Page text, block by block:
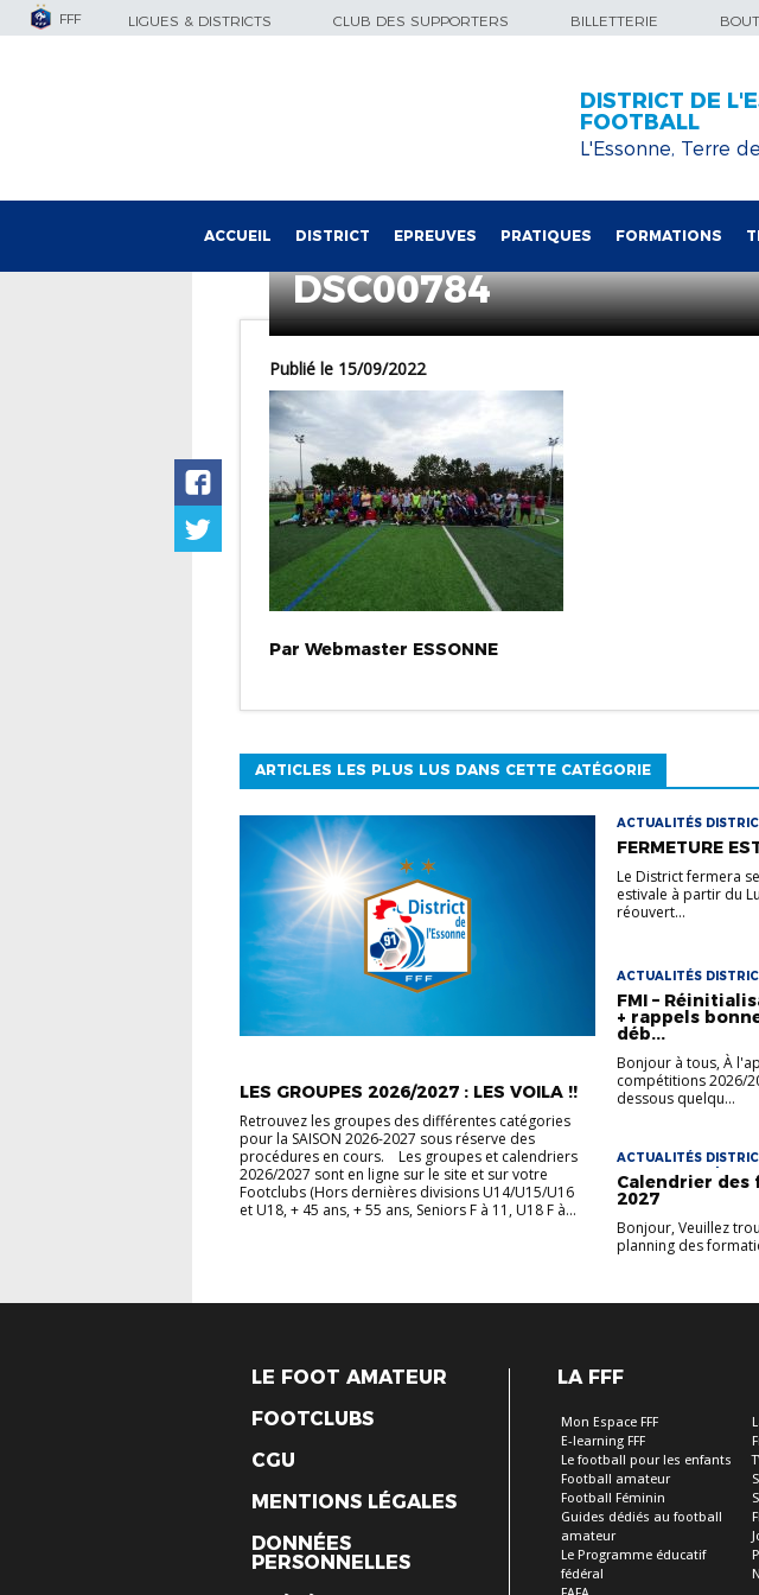
FFF LIGUES & DISTRICTS CLUB DES SUPPORTERS BILLETTERIE
DISTRICT DE
FOOTBALL
L'Essonne, Terre
ACCUEIL DISTRICT EPREUVES PRATIQUES FORMATIONS
DSC00784
Publié le 15/09/2022
Par Webmaster ESSONNE
ARTICLES LES PLUS LUS DANS CETTE CATÉGORIE
LES GROUPES 2026/2027 : LES VOILA !!
Retrouvez les groupes des différentes catégories
pour la SAISON 2026-2027 sous réserve des
procédures en cours. Les groupes et calendriers
2026/2027 sont en ligne sur le site et sur votre
Footclubs (Hors dernières divisions U14/U15/U16
et U18, + 45 ans, + 55 ans, Seniors F à 11, U18 F à...
ACTUALITÉS
FERMETURE
Le District fermera
estivale à partir du
réouvert...
ACTUALITÉS
DOCUMENTS UTILES
UTILES FOOT
FUTSAL | VIE DES
FMI –
+ rappels
déb...
Bonjour à tous, À
compétitions 2026/
dessous quelqu...
ACTUALITÉS
ENTRAINEURS | VIE
Calendrier des
2027
Bonjour, Veuillez
planning des
LE FOOT AMATEUR
FOOTCLUBS
CGU
MENTIONS LÉGALES
DONNÉES
PERSONNELLES
LA FFF
Mon Espace FFF
E-learning FFF
Le football pour les enfants
Football amateur
Football Féminin
Guides dédiés au football
amateur
Le Programme éducatif
fédéral